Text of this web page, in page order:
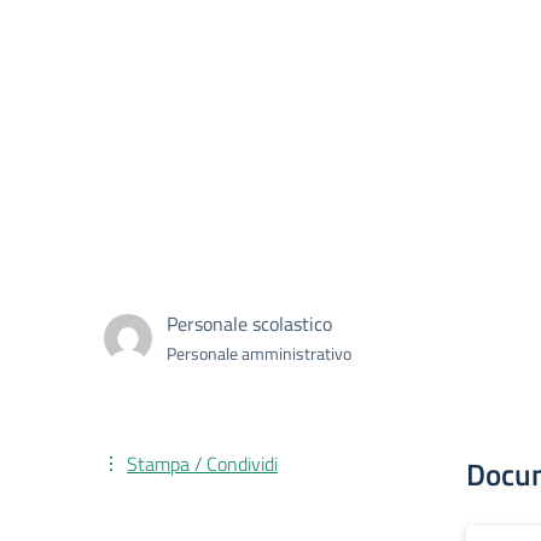
Personale scolastico
Personale amministrativo
Stampa / Condividi